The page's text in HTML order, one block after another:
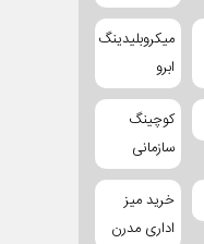
میکروبلیدینگ
ابرو
کوچینگ
سازمانی
خرید میز
اداری مدرن